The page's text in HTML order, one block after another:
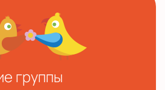
группы